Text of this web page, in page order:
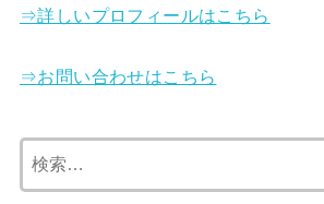
⇒詳しいプロフィールはこちら
⇒お問い合わせはこちら
索: